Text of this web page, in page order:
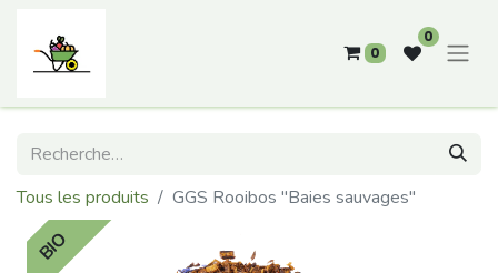
0
0
Tous les produits GGS Rooibos "Baies sauvages"
BIO